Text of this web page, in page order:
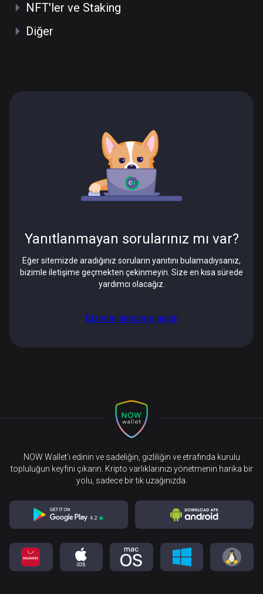
NFT'ler ve Staking
Diğer
Yanıtlanmayan sorularınız mı var?
Eğer sitemizde aradığınız soruların yanıtını bulamadıysanız,
bizimle iletişime geçmekten çekinmeyin. Size en kısa sürede
yardımcı olacağız.
Bizimle iletişime geçin
NOW Wallet’ı edinin ve sadeliğin, gizliliğin ve etrafında kurulu
topluluğun keyfini çıkarın. Kripto varlıklarınızı yönetmenin harika bir
yolu, sadece bir tık uzağınızda.